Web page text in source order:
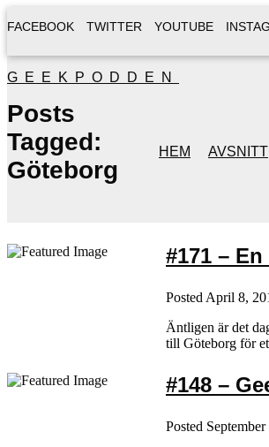
FACEBOOK TWITTER YOUTUBE
GEEKPODDEN
HEM AVSNITT
Posts
Tagged:
Göteborg
#171 –
Posted April 8,
Äntligen är det
till Göteborg för
#148 –
Posted